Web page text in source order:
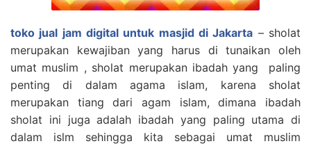
toko jual jam digital untuk masjid di Jakarta – sholat
merupakan kewajiban yang harus di tunaikan oleh
umat muslim , sholat merupakan ibadah yang paling
penting di dalam agama islam, karena sholat
merupakan tiang dari agam islam, dimana ibadah
sholat ini juga adalah ibadah yang paling utama di
dalam islm sehingga kita sebagai umat muslim